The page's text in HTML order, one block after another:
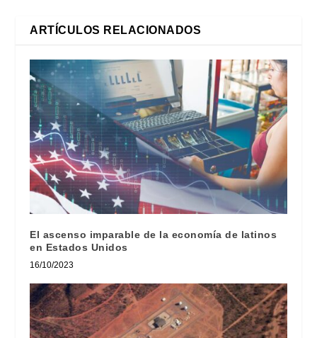
ARTÍCULOS RELACIONADOS
El ascenso imparable de la economía de latinos
en Estados Unidos
16/10/2023